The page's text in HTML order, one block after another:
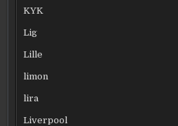
KYK
Lig
Lille
limon
lira
Liverpool